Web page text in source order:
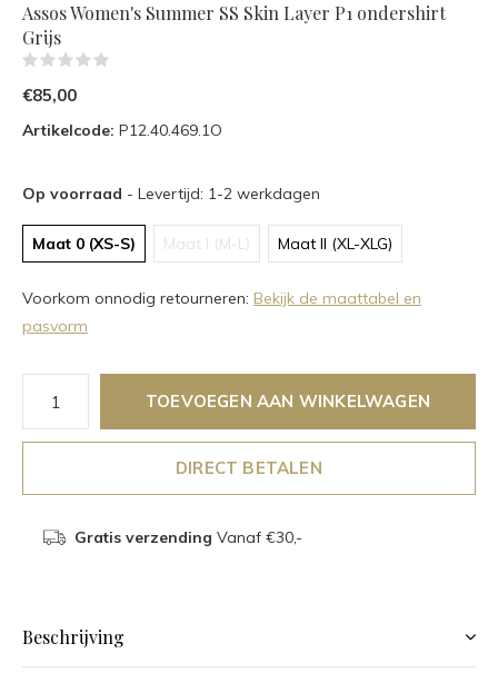
Assos Women's Summer SS Skin Layer P1 ondershirt
Grijs
€85,00
Artikelcode: P12.40.469.1O
Op voorraad - Levertijd: 1-2 werkdagen
Maat 0 (XS-S) Maat I (M-L) Maat II (XL-XLG)
Voorkom onnodig retourneren: Bekijk de maattabel en
pasvorm
TOEVOEGEN AAN WINKELWAGEN
DIRECT BETALEN
Gratis verzending Vanaf €30,-
Beschrijving